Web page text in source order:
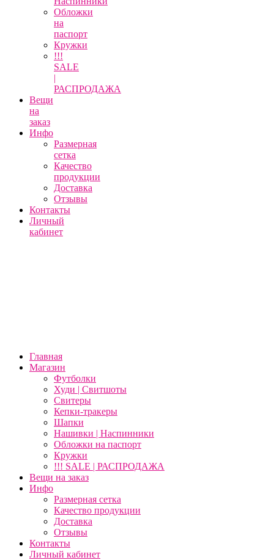
Обложки
на
паспорт
Кружки
!!!
SALE
|
РАСПРОДАЖА
Вещи
на
заказ
Инфо
Размерная
сетка
Качество
продукции
Доставка
Отзывы
Контакты
Личный
кабинет
Главная
Магазин
Футболки
Худи | Свитшоты
Свитеры
Кепки-тракеры
Шапки
Нашивки | Наспинники
Обложки на паспорт
Кружки
!!! SALE | РАСПРОДАЖА
Вещи на заказ
Инфо
Размерная сетка
Качество продукции
Доставка
Отзывы
Контакты
Личный кабинет